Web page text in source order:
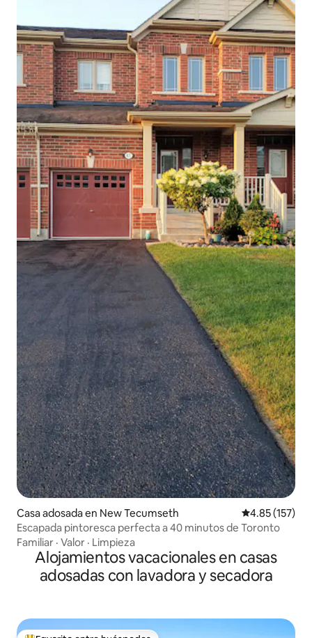
Casa adosada en New Tecumseth Calificación
4.85 (157)
Escapada pintoresca perfecta a 40 minutos de Toronto
Familiar · Valor · Limpieza
Alojamientos vacacionales en casas
adosadas con lavadora y secadora